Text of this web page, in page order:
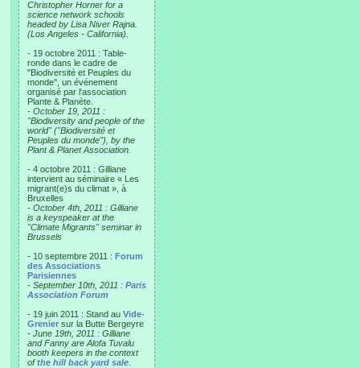
Christopher Horner for a
science network schools
headed by Lisa Niver Rajna.
(Los Angeles - California).
- 19 octobre 2011 : Table-
ronde dans le cadre de
"Biodiversité et Peuples du
monde", un événement
organisé par l'association
Plante & Planète.
- October 19, 2011 :
"Biodiversity and people of the
world" ("Biodiversité et
Peuples du monde"), by the
Plant & Planet Association.
- 4 octobre 2011 : Gilliane
intervient au séminaire « Les
migrant(e)s du climat », à
Bruxelles
- October 4th, 2011 : Gilliane
is a keyspeaker at the
"Climate Migrants" seminar in
Brussels
- 10 septembre 2011 : Forum
des Associations
Parisiennes
- September 10th, 2011 : Paris
Association Forum
- 19 juin 2011 : Stand au Vide-
Grenier sur la Butte Bergeyre
- June 19th, 2011 : Gilliane
and Fanny are Alofa Tuvalu
booth keepers in the context
ofthe hill back yard sale